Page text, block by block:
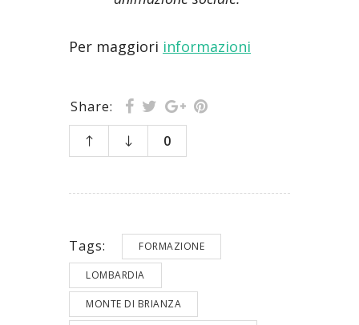
Per maggiori informazioni
Share:
0
Tags: FORMAZIONE
LOMBARDIA
MONTE DI BRIANZA